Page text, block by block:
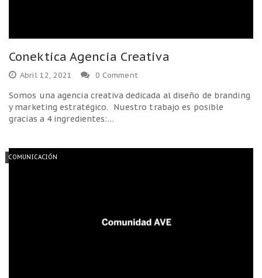
Conektica Agencia Creativa
Abril 12, 2021 0 Comment
Somos una agencia creativa dedicada al diseño de branding
y marketing estratégico. Nuestro trabajo es posible
gracias a 4 ingredientes:…
COMUNICACIÓN